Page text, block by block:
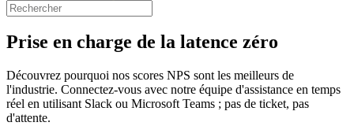
Prise en charge de la latence zéro
Découvrez pourquoi nos scores NPS sont les meilleurs de
l'industrie. Connectez-vous avec notre équipe d'assistance en temps
réel en utilisant Slack ou Microsoft Teams ; pas de ticket, pas
d'attente.